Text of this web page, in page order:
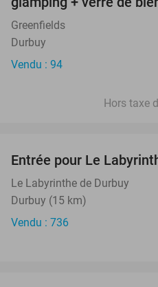
Greenfields
Durbuy
Vendu : 94
Hors taxe
Entrée pour Le
Le Labyrinthe de Durbuy
Durbuy (15 km)
Vendu : 736